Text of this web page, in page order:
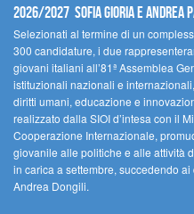
2026/2027 Sofia Gioria e Andrea
Selezionati al termine di un
300 candidature, i due
giovani italiani all’81ª Assemblea
istituzionali nazionali e
diritti umani, educazione e
realizzato dalla SIOI d’intesa con il
Cooperazione Internazionale,
giovanile alle politiche e alle attività
in carica a settembre, succedendo
Andrea Dongili.